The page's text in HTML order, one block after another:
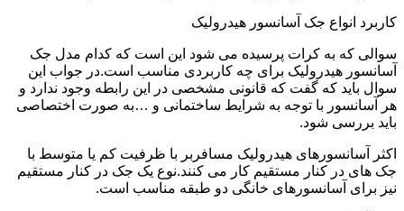
کاربرد انواع جک آسانسور هیدرولیک
سوالی که به کرات پرسیده می شود این است که کدام مدل جک
آسانسور هیدرولیک برای چه کاربردی مناسب است.در جواب این
سوال باید که گفت که قانونی مشخصی در این رابطه وجود ندارد و
هر آسانسور با توجه به شرایط ساختمانی و …به صورت اختصاصی
باید بررسی شود.
اکثر آسانسورهای هیدرولیک مسافربر با ظرفیت کم یا متوسط با
جک های در کنار مستقیم کار می کنند.نوع یک جک در کنار مستقیم
نیز برای آسانسورهای خانگی دو طبقه مناسب است.